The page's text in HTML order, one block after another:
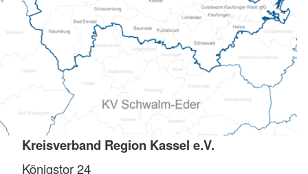
Kreisverband Region Kassel e.V.
Königstor 24